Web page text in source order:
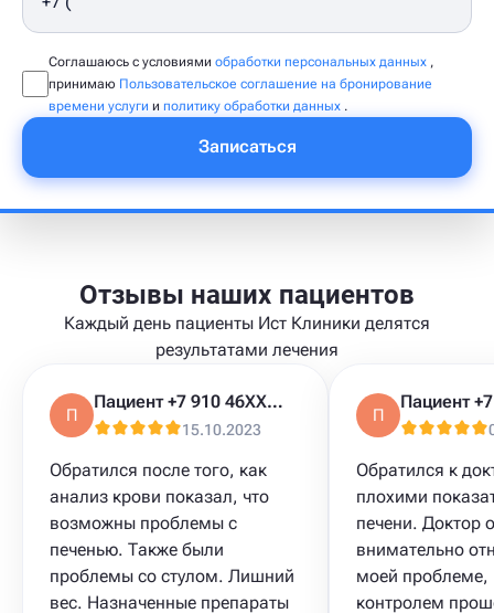
Соглашаюсь с условиями обработки персональных данных ,
принимаю Пользовательское соглашение на бронирование
времени услуги и политику обработки данных .
Записаться
Отзывы наших пациентов
Каждый день пациенты Ист Клиники делятся
результатами лечения
П
Пациент +7 910 46XXXXX
15.10.2023
Обратился после того, как
анализ крови​ показал, что
возможны проблемы с
печенью. Также были
проблемы со стулом. Лишний
вес. Назначенные препараты
П
Обратился к
плохими
печени. Доктор
внимательно
моей проблеме,
контролем